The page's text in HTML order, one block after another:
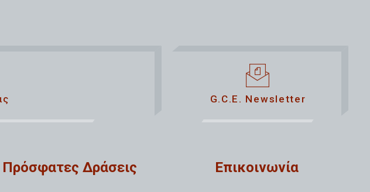
G.C.E. Newsletter
Πρόσφατες Δράσεις Επικοινωνία